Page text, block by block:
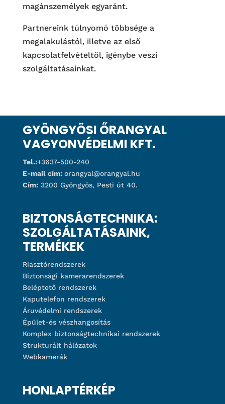
magánszemélyek egyaránt.
Partnereink túlnyomó többsége a
megalakulástól, illetve az első
kapcsolatfelvételtől, igénybe veszi
szolgáltatásainkat.
GYÖNGYÖSI ŐRANGYAL
VAGYONVÉDELMI KFT.
Tel.:+3637-500-240
E-mail cím: orangyal@orangyal.hu
Cím:3200 Gyöngyös, Pesti út 40.
BIZTONSÁGTECHNIKA:
SZOLGÁLTATÁSAINK,
TERMÉKEK
Riasztórendszerek
Biztonsági kamerarendszerek
Beléptető rendszerek
Kaputelefon rendszerek
Áruvédelmi rendszerek
Épület-és vészhangosítás
Komplex biztonságtechnikai rendszerek
Strukturált hálózatok
Webkamerák
HONLAPTÉRKÉP